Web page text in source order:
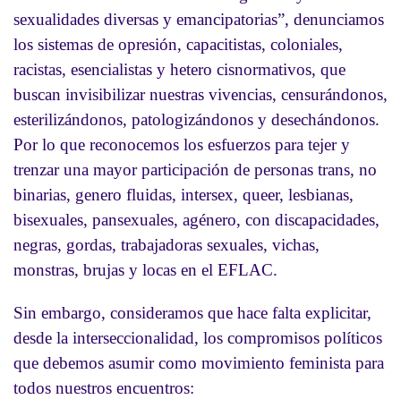
sexualidades diversas y emancipatorias”, denunciamos
los sistemas de opresión, capacitistas, coloniales,
racistas, esencialistas y hetero cisnormativos, que
buscan invisibilizar nuestras vivencias, censurándonos,
esterilizándonos, patologizándonos y desechándonos.
Por lo que reconocemos los esfuerzos para tejer y
trenzar una mayor participación de personas trans, no
binarias, genero fluidas, intersex, queer, lesbianas,
bisexuales, pansexuales, agénero, con discapacidades,
negras, gordas, trabajadoras sexuales, vichas,
monstras, brujas y locas en el EFLAC.
Sin embargo, consideramos que hace falta explicitar,
desde la interseccionalidad, los compromisos políticos
que debemos asumir como movimiento feminista para
todos nuestros encuentros: